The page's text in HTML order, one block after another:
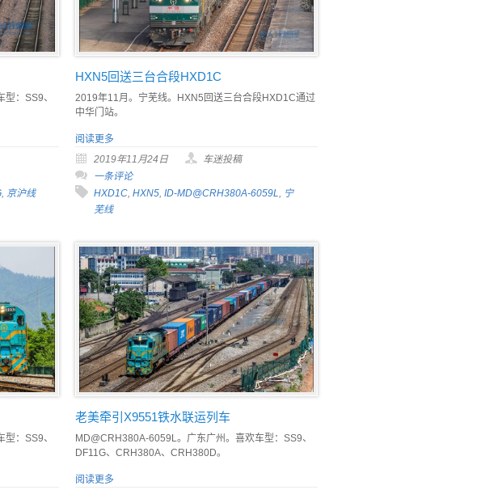
：SS9、
, 京沪线
HXN5回送三台合段HXD1C
2019年11月。宁芜线。HXN5回送三台合段HXD1C通过
中华门站。
阅读更多
2019年11月24日
车迷投稿
一条评论
HXD1C, HXN5, ID-MD@CRH380A-6059L, 宁
芜线
：SS9、
老美牵引X9551铁水联运列车
MD@CRH380A-6059L。广东广州。喜欢车型：SS9、
DF11G、CRH380A、CRH380D。
阅读更多